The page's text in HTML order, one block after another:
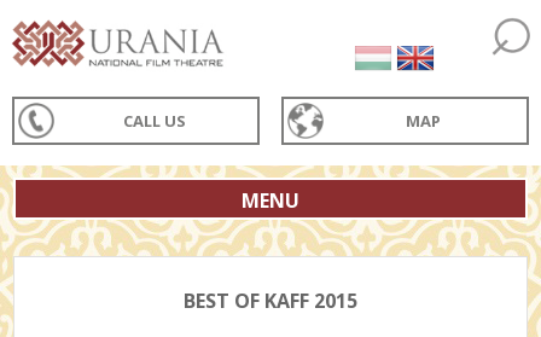
CALL US MAP
MENU
BEST OF KAFF 2015